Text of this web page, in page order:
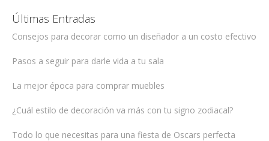
Últimas Entradas
Consejos para decorar como un diseñador a un costo efectivo
Pasos a seguir para darle vida a tu sala
La mejor época para comprar muebles
¿Cuál estilo de decoración va más con tu signo zodiacal?
Todo lo que necesitas para una fiesta de Oscars perfecta